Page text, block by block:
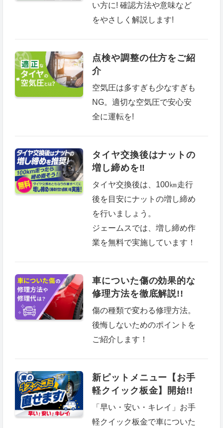
い方に! 確認方法や意味など
をやさしく解説します!
点検や調整の仕方をご紹
介
空気圧は多すぎも少なすぎも
NG。適切な空気圧で安心安
全に運転を!
タイヤ交換後はナットの
増し締めを‼
タイヤ交換後は、100㎞走行
後を目安にナットの増し締め
を行いましょう。
ジェームスでは、増し締め作
業を無料で実施しています！
車についた傷の効果的な
修理方法を徹底解説!!
傷の種類で変わる修理方法。
後悔しないためのポイントを
ご紹介します！
新ピットメニュー【お手
軽クイック板金】開始!!
「早い・安い・キレイ」お手
軽クイック板金で車についた